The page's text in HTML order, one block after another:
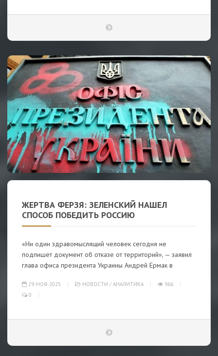
ЖЕРТВА ФЕРЗЯ: ЗЕЛЕНСКИЙ НАШЕЛ
СПОСОБ ПОБЕДИТЬ РОССИЮ
«Ни один здравомыслящий человек сегодня не
подпишет документ об отказе от территорий», — заявил
глава офиса президента Украины Андрей Ермак в
29-НОЯ-2025 НОВОСТИ / АНАЛИТИКА
966
0